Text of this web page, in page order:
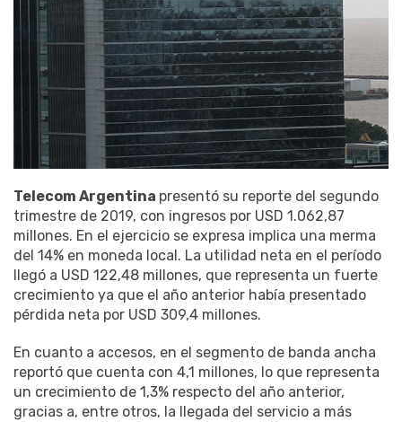
Telecom Argentina presentó su reporte del segundo
trimestre de 2019, con ingresos por USD 1.062,87
millones. En el ejercicio se expresa implica una merma
del 14% en moneda local. La utilidad neta en el período
llegó a USD 122,48 millones, que representa un fuerte
crecimiento ya que el año anterior había presentado
pérdida neta por USD 309,4 millones.
En cuanto a accesos, en el segmento de banda ancha
reportó que cuenta con 4,1 millones, lo que representa
un crecimiento de 1,3% respecto del año anterior,
gracias a, entre otros, la llegada del servicio a más